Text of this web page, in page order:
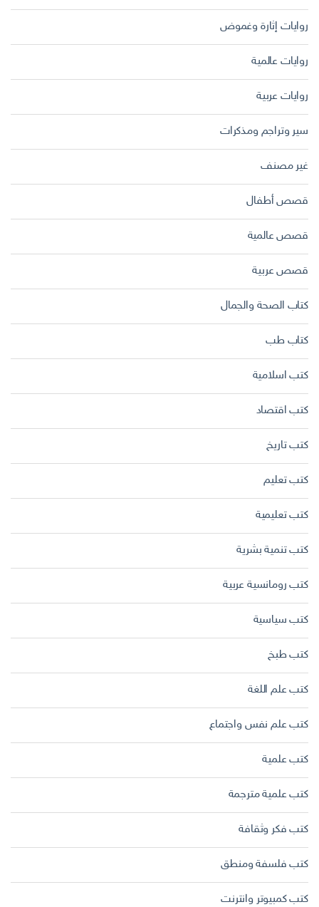
روايات إثارة وغموض
روايات عالمية
روايات عربية
سير وتراجم ومذكرات
غير مصنف
قصص أطفال
قصص عالمية
قصص عربية
كتاب الصحة والجمال
كتاب طب
كتب اسلامية
كتب اقتصاد
كتب تاريخ
كتب تعليم
كتب تعليمية
كتب تنمية بشرية
كتب رومانسية عربية
كتب سياسية
كتب طبخ
كتب علم اللغة
كتب علم نفس واجتماع
كتب علمية
كتب علمية مترجمة
كتب فكر وثقافة
كتب فلسفة ومنطق
كتب كمبيوتر وانترنت